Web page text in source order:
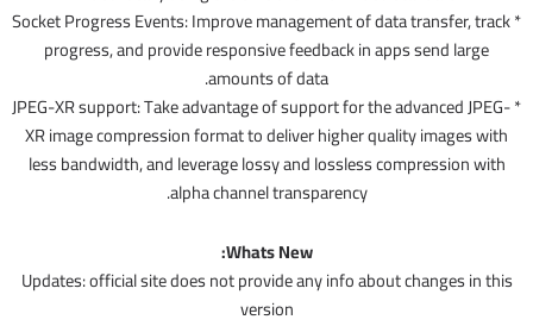
* Socket Progress Events: Improve management of data transfer, track
progress, and provide responsive feedback in apps send large
amounts of data.
* JPEG-XR support: Take advantage of support for the advanced JPEG-
XR image compression format to deliver higher quality images with
less bandwidth, and leverage lossy and lossless compression with
alpha channel transparency.
Whats New:
Updates: official site does not provide any info about changes in this
version